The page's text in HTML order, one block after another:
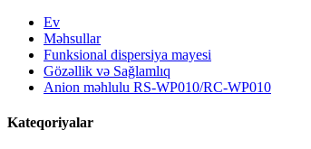
Ev
Məhsullar
Funksional dispersiya mayesi
Gözəllik və Sağlamlıq
Anion məhlulu RS-WP010/RC-WP010
Kateqoriyalar